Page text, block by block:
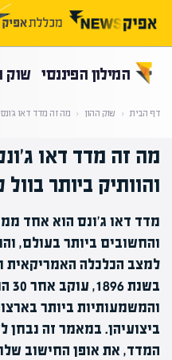
המילון הפיננסי שוק
דף הבית ‹ שוק ההון ‹ מה זה מדד דאו
מה זה מדד דאו
והוותיק ביותר
מדד דאו ג'ונס הוא אחד
והחשובים ביותר בעולם,
למצב הכלכלה האמריקאית
והמשמעותיות ביותר
ביצועיהן. במאמר זה נבחן
המדד, את אופן החישוב